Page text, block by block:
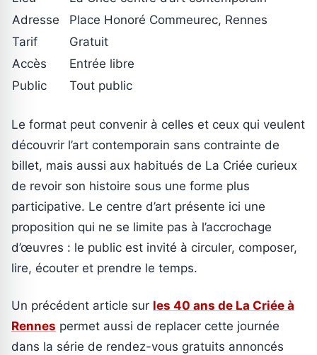
Adresse
Place Honoré Commeurec, Rennes
Tarif
Gratuit
Accès
Entrée libre
Public
Tout public
Le format peut convenir à celles et ceux qui veulent
découvrir l’art contemporain sans contrainte de
billet, mais aussi aux habitués de La Criée curieux
de revoir son histoire sous une forme plus
participative. Le centre d’art présente ici une
proposition qui ne se limite pas à l’accrochage
d’œuvres : le public est invité à circuler, composer,
lire, écouter et prendre le temps.
Un précédent article sur les 40 ans de La Criée à
Rennes permet aussi de replacer cette journée
dans la série de rendez-vous gratuits annoncés